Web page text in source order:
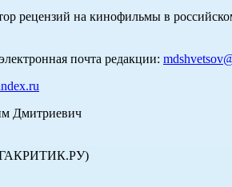
рецензий на кинофильмы в
почта редакции:
Дмитриевич